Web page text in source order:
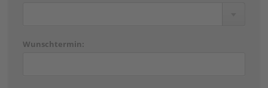
Wunschtermin: